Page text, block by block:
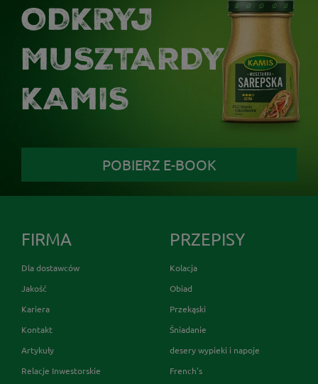
ODKRYJ
MUSZTARDY
KAMIS
POBIERZ E-BOOK
FIRMA
Dla dostawców
Jakość
Kariera
Kontakt
Artykuły
Relacje Inwestorskie
PRZEPISY
Kolacja
Obiad
Przekąski
Śniadanie
desery wypieki i napoje
French's